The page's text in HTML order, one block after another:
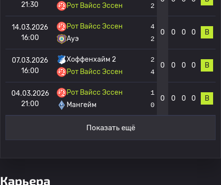
21:30
Рот Вайсс Эссен
2
14.03.2026
16:00
Рот Вайсс Эссен
Ауэ
4
2
0 0 0 0 В
07.03.2026
16:00
Хоффенхайм 2
Рот Вайсс Эссен
2
4
0 0 0 0 В
04.03.2026
21:00
Рот Вайсс Эссен
Мангейм
1
0
0 0 0 0 В
Показать ещё
Карьера